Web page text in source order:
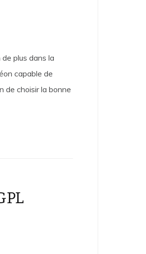
plus dans la
capable de
de choisir la bonne